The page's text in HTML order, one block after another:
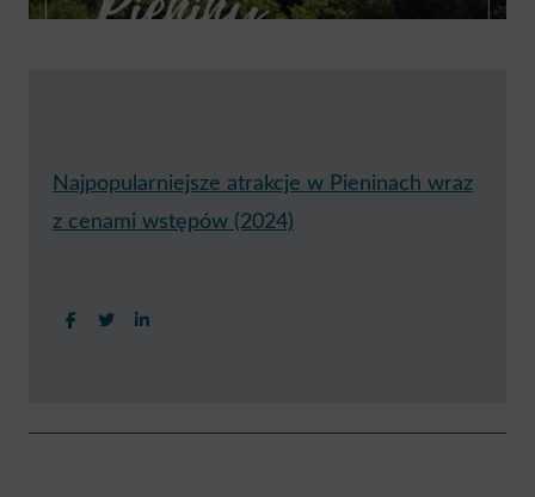
Najpopularniejsze atrakcje w Pieninach wraz
z cenami wstępów (2024)